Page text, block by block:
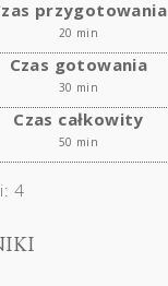
przygotowania
20 min
Czas gotowania
30 min
Czas całkowity
50 min
4